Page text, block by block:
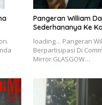
Pangeran William
Sederhananya Ke
loading… Pangeran
Berpartisipasi Di
Mirror GLASGOW…